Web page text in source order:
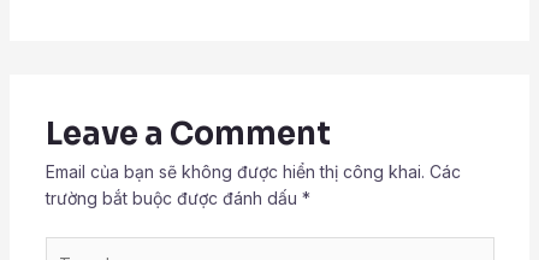
Leave a Comment
Email của bạn sẽ không được hiển thị công khai. Các
trường bắt buộc được đánh dấu *